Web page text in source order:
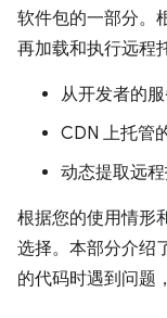
软件包的一部分。
再加载和执行远程
从开发者的
CDN 上托管
动态提取远
根据您的使用情形
选择。本部分介绍
的代码时遇到问题